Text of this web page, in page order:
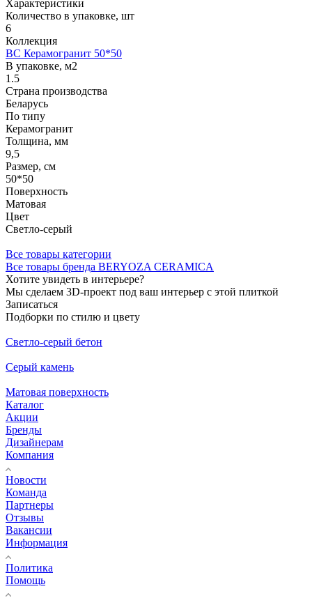
Характеристики
Количество в упаковке, шт
6
Коллекция
BC Керамогранит 50*50
В упаковке, м2
1.5
Страна производства
Беларусь
По типу
Керамогранит
Толщина, мм
9,5
Размер, см
50*50
Поверхность
Матовая
Цвет
Светло-серый
Все товары категории
Все товары бренда BERYOZA CERAMICA
Хотите увидеть в интерьере?
Мы сделаем 3D-проект под ваш интерьер с этой плиткой
Записаться
Подборки по стилю и цвету
Светло-серый бетон
Серый камень
Матовая поверхность
Каталог
Акции
Бренды
Дизайнерам
Компания
Новости
Команда
Партнеры
Отзывы
Вакансии
Информация
Политика
Помощь